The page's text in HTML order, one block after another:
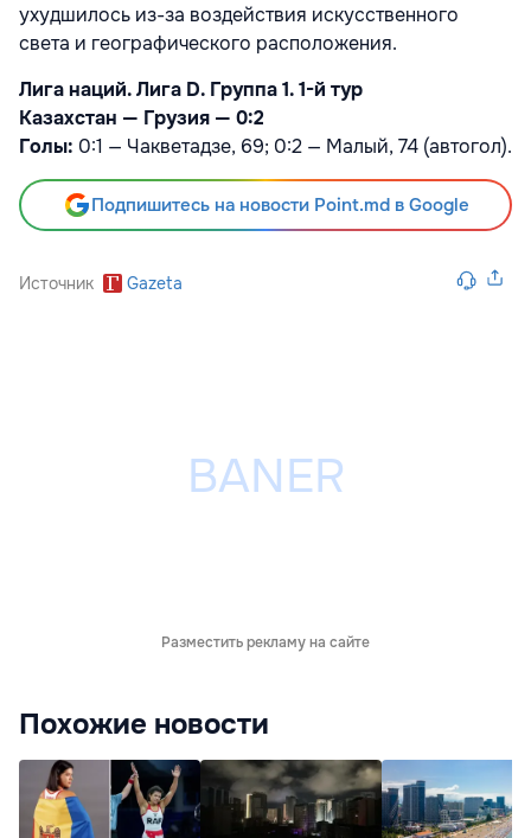
ухудшилось из-за воздействия искусственного
света и географического расположения.
Лига наций. Лига D. Группа 1. 1-й тур
Казахстан — Грузия — 0:2
Голы: 0:1 — Чакветадзе, 69; 0:2 — Малый, 74 (автогол).
Подпишитесь на новости Point.md в Google
Источник Gazeta
Разместить рекламу на сайте
Похожие новости